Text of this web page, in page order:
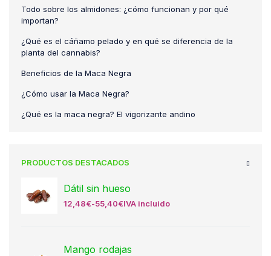
Todo sobre los almidones: ¿cómo funcionan y por qué
importan?
¿Qué es el cáñamo pelado y en qué se diferencia de la
planta del cannabis?
Beneficios de la Maca Negra
¿Cómo usar la Maca Negra?
¿Qué es la maca negra? El vigorizante andino
PRODUCTOS DESTACADOS
Dátil sin hueso
12,48€-55,40€IVA incluido
Mango rodajas